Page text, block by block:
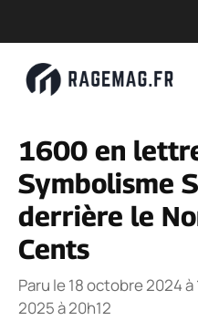
1600 en
Symbolisme
derrière le
Cents
Paru le 18 octobre 2024 à
2025 à 20h12